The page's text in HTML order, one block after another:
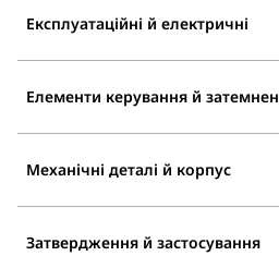
Експлуатаційні й електричні
Елементи керування й
Механічні деталі й корпус
Затвердження й застосування